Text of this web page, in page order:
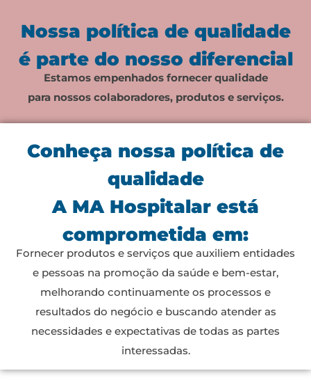
Nossa política de qualidade
é parte do nosso diferencial
Estamos empenhados fornecer qualidade
para nossos colaboradores, produtos e serviços.
Conheça nossa política de
qualidade
A MA Hospitalar está
comprometida em:
Fornecer produtos e serviços que auxiliem entidades
e pessoas na promoção da saúde e bem-estar,
melhorando continuamente os processos e
resultados do negócio e buscando atender as
necessidades e expectativas de todas as partes
interessadas.